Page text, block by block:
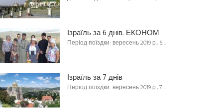
Ізраїль за 6 днів. ЕКОНОМ
Період поїздки: вересень 2019 р., 6…
Ізраїль за 7 днів
Період поїздки: вересень 2019 р., 7…